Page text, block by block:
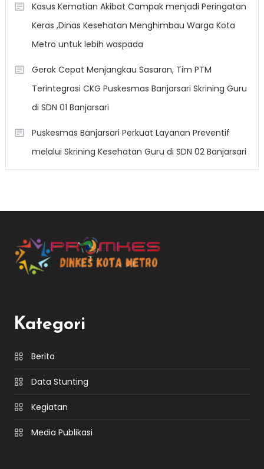
Kasus Kematian Akibat Campak menjadi Peringatan
Keras ,Dinas Kesehatan Menghimbau Warga Kota
Metro untuk lebih waspada
Gerak Cepat Menjangkau Sasaran, Tim PTM
Terintegrasi CKG Puskesmas Banjarsari Skrining Guru
di SDN 01 Banjarsari
Puskesmas Banjarsari Perkuat Layanan Preventif
melalui Skrining Kesehatan Guru di SDN 02 Banjarsari
Kategori
Berita
Data Stunting
Kegiatan
Media Publikasi